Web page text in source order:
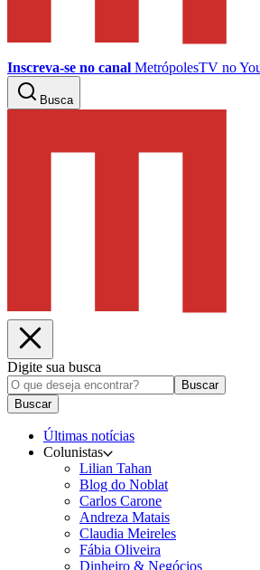
Inscreva-se no canal MetrópolesTV no
Busca
Digite sua busca
Buscar
Buscar
Últimas notícias
Colunistas
Lilian Tahan
Blog do Noblat
Carlos Carone
Andreza Matais
Claudia Meireles
Fábia Oliveira
Dinheiro & Negócios